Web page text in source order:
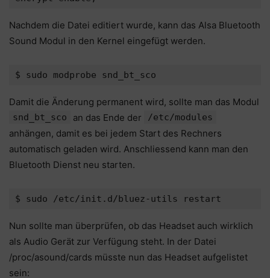
Nachdem die Datei editiert wurde, kann das Alsa Bluetooth
Sound Modul in den Kernel eingefügt werden.
Damit die Änderung permanent wird, sollte man das Modul
snd_bt_sco an das Ende der /etc/modules
anhängen, damit es bei jedem Start des Rechners
automatisch geladen wird. Anschliessend kann man den
Bluetooth Dienst neu starten.
Nun sollte man überprüfen, ob das Headset auch wirklich
als Audio Gerät zur Verfügung steht. In der Datei
/proc/asound/cards müsste nun das Headset aufgelistet
sein: